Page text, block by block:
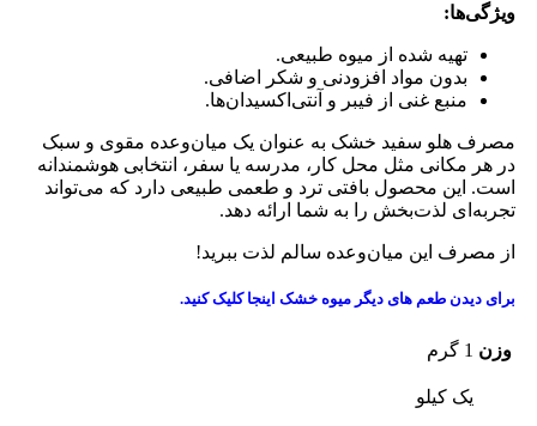
ویژگی‌ها:
تهیه شده از میوه طبیعی.
بدون مواد افزودنی و شکر اضافی.
منبع غنی از فیبر و آنتی‌اکسیدان‌ها.
مصرف هلو سفید خشک به عنوان یک میان‌وعده مقوی و سبک
در هر مکانی مثل محل کار، مدرسه یا سفر، انتخابی هوشمندانه
است. این محصول بافتی ترد و طعمی طبیعی دارد که می‌تواند
تجربه‌ای لذت‌بخش را به شما ارائه دهد.
از مصرف این میان‌وعده سالم لذت ببرید!
برای دیدن طعم های دیگر میوه خشک اینجا کلیککنید.
وزن 1 گرم
یک کیلو